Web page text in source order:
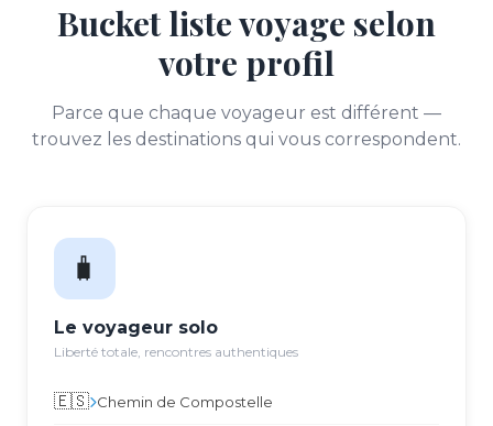
Bucket liste voyage selon
votre profil
Parce que chaque voyageur est différent —
trouvez les destinations qui vous correspondent.
🧳
Le voyageur solo
Liberté totale, rencontres authentiques
🇪🇸 Chemin de Compostelle